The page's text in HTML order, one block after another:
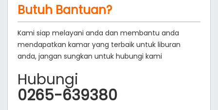
Butuh Bantuan?
Kami siap melayani anda dan membantu anda
mendapatkan kamar yang terbaik untuk liburan
anda, jangan sungkan untuk hubungi kami
Hubungi
0265-639380